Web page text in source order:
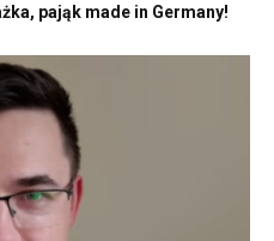
pająk made in Germany!